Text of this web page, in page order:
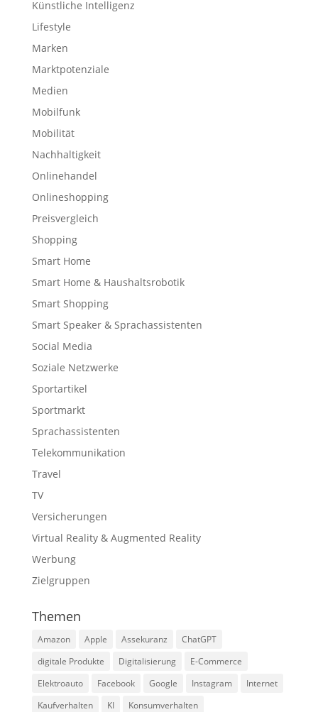
Künstliche Intelligenz
Lifestyle
Marken
Marktpotenziale
Medien
Mobilfunk
Mobilität
Nachhaltigkeit
Onlinehandel
Onlineshopping
Preisvergleich
Shopping
Smart Home
Smart Home & Haushaltsrobotik
Smart Shopping
Smart Speaker & Sprachassistenten
Social Media
Soziale Netzwerke
Sportartikel
Sportmarkt
Sprachassistenten
Telekommunikation
Travel
TV
Versicherungen
Virtual Reality & Augmented Reality
Werbung
Zielgruppen
Themen
Amazon Apple Assekuranz
ChatGPT
digitale Produkte
Digitalisierung
E-Commerce
Elektroauto
Facebook Google Instagram
Internet
Kaufverhalten
KI
Konsumverhalten